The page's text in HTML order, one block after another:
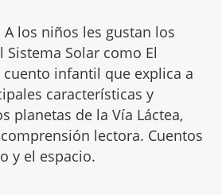
A los niños les gustan los
Solar como El
infantil que explica a
características y
planetas de la Vía Láctea,
lectora. Cuentos
y el espacio.